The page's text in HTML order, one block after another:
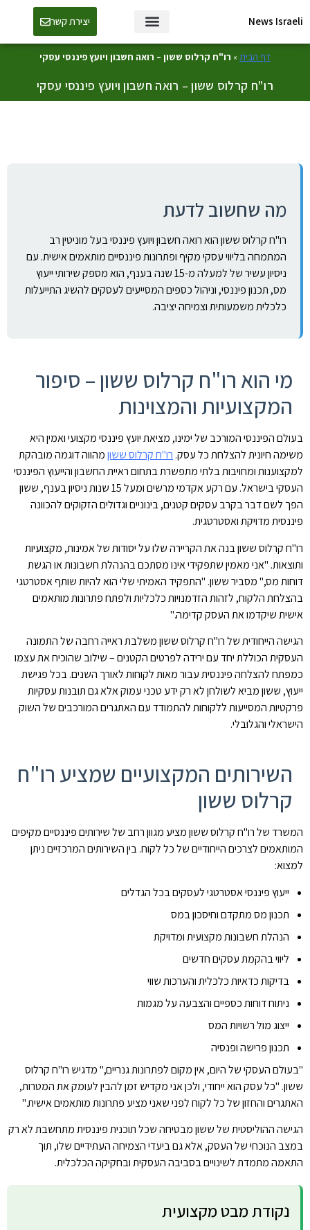
News Israeli יצירת קשר
דף הבית» רו"ח קרלוס ששון – רואה חשבון ויועץ פיננסי עסקי
רו"ח קרלוס ששון – רואה חשבון ויועץ פיננסי עסקי
מה שחשוב לדעת
רו"ח קרלוס ששון הוא רואה חשבון ויועץ פיננסי בעל מוניטין רב
המתמחה בליווי עסקי מקיף ופתרונות פיננסיים מותאמים אישית. עם
ניסיון עשיר של למעלה מ-15 שנה בענף, הוא מספק שירותי ייעוץ
מס, תכנון פיננסי, וניהול כספים המסייעים לעסקים להשיג התייעלות
כלכלית משמעותית וצמיחה יציבה.
מי הוא רו"ח קרלוס ששון – סיפור
המקצועיות והמצוינות
בעולם הפיננסי המורכב של ימינו, מציאת יועץ פיננסי מקצועי ואמין היא
משימה חיונית להצלחת כל עסק. רו"ח קרלוס ששוןמהווה דוגמה מובהקת
למקצוענות ומחויבות בלתי מתפשרת בתחום ראיית החשבון והייעוץ הפיננסי
העסקי בישראל. עם רקע אקדמי מרשים ומעל 15 שנות ניסיון בענף, ששון
הפך לשם דבר בקרב עסקים קטנים, בינוניים וגדולים הזקוקים להכוונה
פיננסית מדויקת ואסטרטגית.
רו"ח קרלוס ששון בנה את הקריירה שלו על יסודות של אמינות, מקצועיות
ותוצאות. "אני מאמין שתפקידי אינו מסתכם בהנהלת חשבונות או הגשת
דוחות מס," מסביר ששון. "התפקיד האמיתי שלי הוא להיות שותף אסטרטגי
בהצלחת הלקוח, לזהות הזדמנויות כלכליות ולפתח פתרונות מותאמים
אישית שיקדמו את העסק קדימה."
הגישה הייחודית של רו"ח קרלוס ששון משלבת ראייה רחבה של התמונה
העסקית הכוללת יחד עם ירידה לפרטים הקטנים – שילוב שהוכיח את עצמו
כמפתח להצלחה פיננסית עבור מאות לקוחות לאורך השנים. בכל פגישת
ייעוץ, ששון מביא לשולחן לא רק ידע טכני עמוק אלא גם תובנות עסקיות
פרקטיות המסייעות ללקוחות להתמודד עם האתגרים המורכבים של השוק
הישראלי והגלובלי.
השירותים המקצועיים שמציע רו"ח
קרלוס ששון
המשרד של רו"ח קרלוס ששון מציע מגוון רחב של שירותים פיננסיים מקיפים
המותאמים לצרכים הייחודיים של כל לקוח. בין השירותים המרכזיים ניתן
למצוא:
ייעוץ פיננסי אסטרטגי לעסקים בכל הגדלים
תכנון מס מתקדם וחיסכון במס
הנהלת חשבונות מקצועית ומדויקת
ליווי בהקמת עסקים חדשים
בדיקות כדאיות כלכלית והערכות שווי
ניתוח דוחות כספיים והצבעה על מגמות
ייצוג מול רשויות המס
תכנון פרישה ופנסיה
"בעולם העסקי של היום, אין מקום לפתרונות גנריים," מדגיש רו"ח קרלוס
ששון. "כל עסק הוא ייחודי, ולכן אני מקדיש זמן להבין לעומק את המטרות,
האתגרים והחזון של כל לקוח לפני שאני מציע פתרונות מותאמים אישית."
הגישה ההוליסטית של ששון מבטיחה שכל תוכנית פיננסית מתחשבת לא רק
במצב הנוכחי של העסק, אלא גם ביעדי הצמיחה העתידיים שלו, תוך
התאמה מתמדת לשינויים בסביבה העסקית ובחקיקה הכלכלית.
נקודת מבט מקצועית